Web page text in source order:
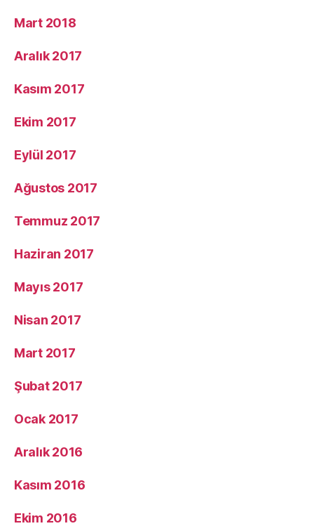
Mart 2018
Aralık 2017
Kasım 2017
Ekim 2017
Eylül 2017
Ağustos 2017
Temmuz 2017
Haziran 2017
Mayıs 2017
Nisan 2017
Mart 2017
Şubat 2017
Ocak 2017
Aralık 2016
Kasım 2016
Ekim 2016